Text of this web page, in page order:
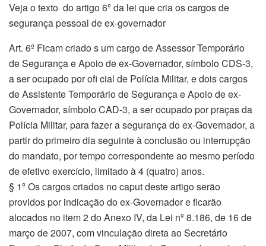
Veja o texto do artigo 6º da lei que cria os cargos de
segurança pessoal de ex-governador
Art. 6º Ficam criado s um cargo de Assessor Temporário
de Segurança e Apoio de ex-Governador, símbolo CDS-3,
a ser ocupado por ofi cial de Polícia Militar, e dois cargos
de Assistente Temporário de Segurança e Apoio de ex-
Governador, símbolo CAD-3, a ser ocupado por praças da
Polícia Militar, para fazer a segurança do ex-Governador, a
partir do primeiro dia seguinte à conclusão ou interrupção
do mandato, por tempo correspondente ao mesmo período
de efetivo exercício, limitado à 4 (quatro) anos.
§ 1º Os cargos criados no caput deste artigo serão
providos por indicação do ex-Governador e ficarão
alocados no item 2 do Anexo IV, da Lei nº 8.186, de 16 de
março de 2007, com vinculação direta ao Secretário